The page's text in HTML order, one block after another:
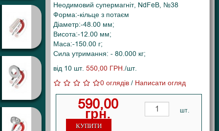
Неодимовий супермагніт, NdFeB, №38
Форма:-кільце з потаєм
Діаметр:-48.00 мм;
Висота:-12.00 мм;
Маса:-150.00 г;
Сила утримання: - 80.000 кг;
від 10 шт.550,00 ГРН./шт.
0 оглядів / Написати огляд
590,00
грн. шт.
КУПИТИ